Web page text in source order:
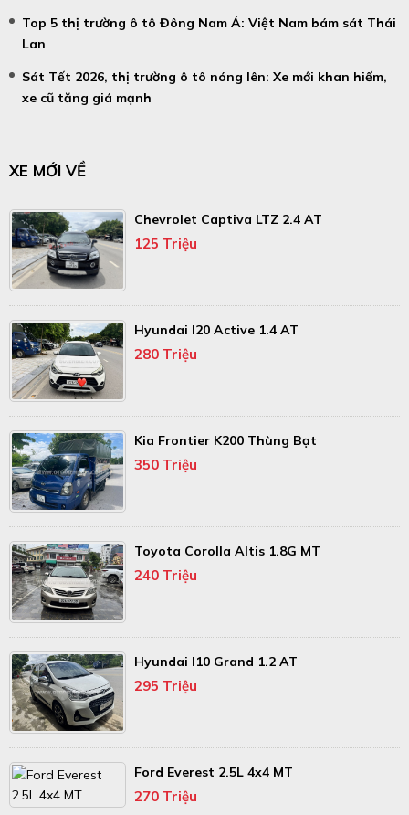
Top 5 thị trường ô tô Đông Nam Á: Việt Nam bám sát Thái
Lan
Sát Tết 2026, thị trường ô tô nóng lên: Xe mới khan hiếm,
xe cũ tăng giá mạnh
XE MỚI VỀ
Chevrolet Captiva LTZ 2.4 AT
125 Triệu
Hyundai I20 Active 1.4 AT
280 Triệu
Kia Frontier K200 Thùng Bạt
350 Triệu
Toyota Corolla Altis 1.8G MT
240 Triệu
Hyundai I10 Grand 1.2 AT
295 Triệu
Ford Everest 2.5L 4x4 MT
270 Triệu